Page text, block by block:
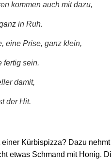
kommen auch mit dazu,
in Ruh.
eine Prise, ganz klein,
fertig sein.
damit,
der Hit.
Kürbispizza? Dazu
etwas Schmand mit Honig.